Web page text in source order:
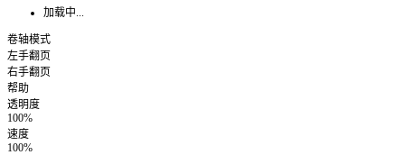
加载中...
卷轴模式
左手翻页
右手翻页
帮助
透明度
100%
速度
100%